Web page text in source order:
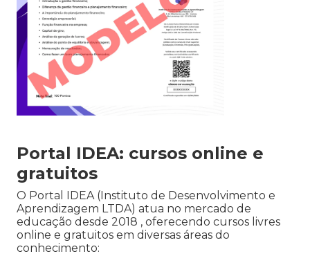
Portal IDEA: cursos online e
gratuitos
O Portal IDEA (Instituto de Desenvolvimento e
Aprendizagem LTDA) atua no mercado de
educação desde 2018 , oferecendo cursos livres
online e gratuitos em diversas áreas do
conhecimento: